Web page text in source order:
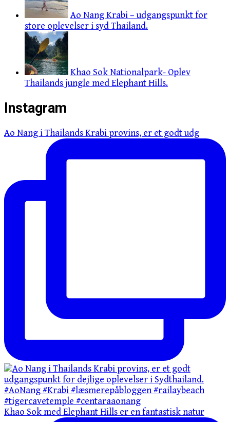
Ao Nang Krabi – udgangspunkt for
store oplevelser i syd Thailand.
Khao Sok Nationalpark- Oplev
Thailands jungle med Elephant Hills.
Instagram
Ao Nang i Thailands Krabi provins, er et godt udg
Khao Sok med Elephant Hills er en fantastisk natur